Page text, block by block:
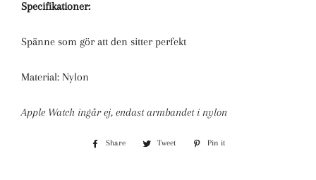
Specifikationer:
Spänne som gör att den sitter perfekt
Material: Nylon
Apple Watch ingår ej, endast armbandet i nylon
Share
Share
Tweet
Tweet
Pin it